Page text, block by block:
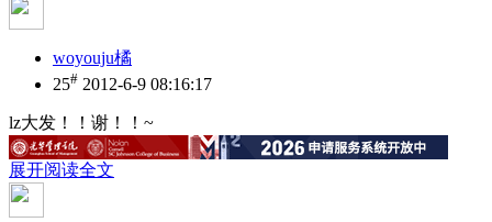
woyouju橘
25# 2012-6-9 08:16:17
lz大发！！谢！！~
展开阅读全文